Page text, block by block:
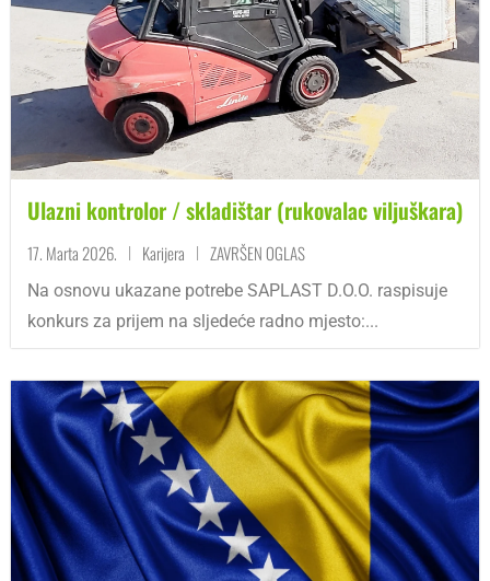
Ulazni kontrolor / skladištar (rukovalac viljuškara)
17. Marta 2026. Karijera ZAVRŠEN OGLAS
Na osnovu ukazane potrebe SAPLAST D.O.O. raspisuje
konkurs za prijem na sljedeće radno mjesto:...